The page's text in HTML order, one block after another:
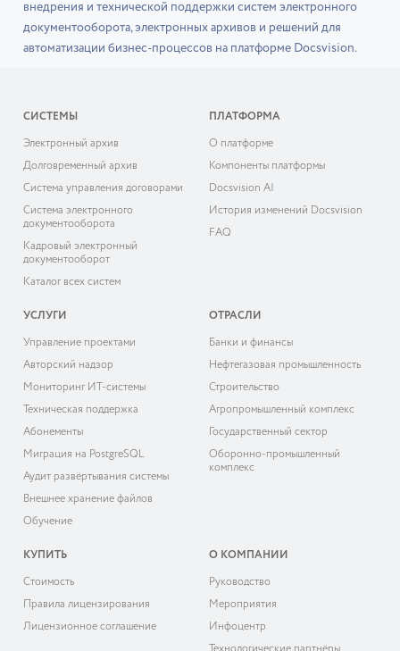
внедрения и технической поддержки систем электронного
документооборота, электронных архивов и решений для
автоматизации бизнес-процессов на платформе Docsvision.
СИСТЕМЫ
Электронный архив
Долговременный архив
Система управления договорами
Система электронного
документооборота
Кадровый электронный
документооборот
Каталог всех систем
ПЛАТФОРМА
О платформе
Компоненты платформы
Docsvision AI
История изменений Docsvision
FAQ
УСЛУГИ
Управление проектами
Авторский надзор
Мониторинг ИТ-системы
Техническая поддержка
Абонементы
Миграция на PostgreSQL
Аудит развёртывания системы
Внешнее хранение файлов
Обучение
ОТРАСЛИ
Банки и финансы
Нефтегазовая промышленность
Строительство
Агропромышленный комплекс
Государственный сектор
Оборонно-промышленный
комплекс
КУПИТЬ
Cтоимость
Правила лицензирования
Лицензионное соглашение
О КОМПАНИИ
Руководство
Мероприятия
Инфоцентр